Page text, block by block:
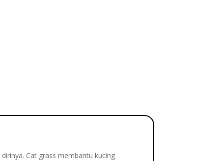
Cat grass membantu kucing